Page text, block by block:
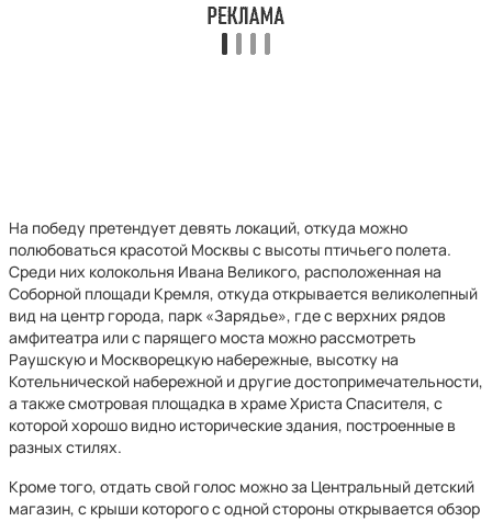
На победу претендует девять локаций, откуда можно
полюбоваться красотой Москвы с высоты птичьего полета.
Среди них колокольня Ивана Великого, расположенная на
Соборной площади Кремля, откуда открывается великолепный
вид на центр города, парк «Зарядье», где с верхних рядов
амфитеатра или с парящего моста можно рассмотреть
Раушскую и Москворецкую набережные, высотку на
Котельнической набережной и другие достопримечательности,
а также смотровая площадка в храме Христа Спасителя, с
которой хорошо видно исторические здания, построенные в
разных стилях.
Кроме того, отдать свой голос можно за Центральный детский
магазин, с крыши которого с одной стороны открывается обзор